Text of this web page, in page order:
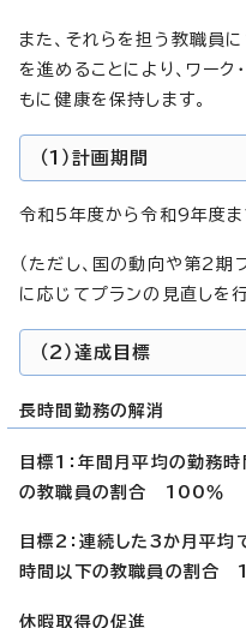
また、それらを担う教職員
を進めることにより、ワーク
もに健康を保持します。
（1）計画期間
令和5年度から令和9年度
（ただし、国の動向や第2期
に応じてプランの見直しを行
（2）達成目標
長時間勤務の解消
目標1：年間月平均の勤務
の教職員の割合 100％
目標2：連続した3か月平
時間以下の教職員の割合
休暇取得の促進